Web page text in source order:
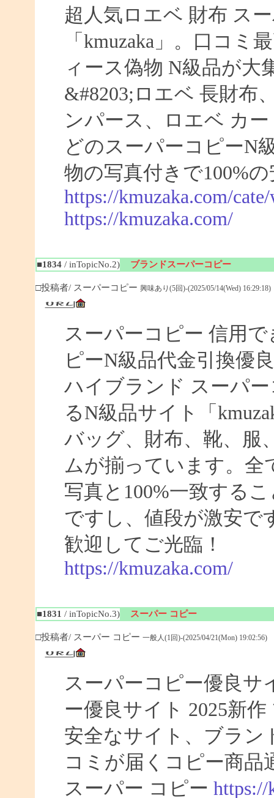
超人気ロエベ 財布 ス
「kmuzaka」。口コミ
ィース偽物 N級品が大
&#8203;ロエベ 長財布
ンパース、ロエベ カ
どのスーパーコピーN
物の写真付きで100%
https://kmuzaka.com/
https://kmuzaka.com/
■1834/ inTopicNo.2) ブランドスーパーコピー
□投稿者/ スーパーコピー 興味あり(5回)-(2025/05/14(Wed) 16:29:18)
スーパーコピー 信用
ピーN級品代金引換優
ハイブランド スーパ
るN級品サイト「
バッグ、財布、靴、服
ムが揃っています。全
写真と100%一致する
ですし、値段が激安で
歓迎してご光臨！
https://kmuzaka.com/
■1831 / inTopicNo.3) スーパー コピー
□投稿者/ スーパー コピー 一般人(1回)-(2025/04/21(Mon) 19:02:56)
スーパーコピー優良サ
ー優良サイト 2025新
安全なサイト、ブラン
コミが届くコピー商品
スーパー コピー https://